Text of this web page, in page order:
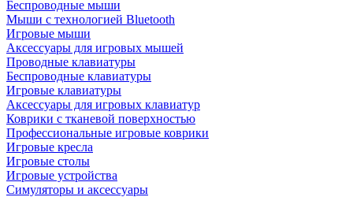
Беспроводные мыши
Мыши с технологией Bluetooth
Игровые мыши
Аксессуары для игровых мышей
Проводные клавиатуры
Беспроводные клавиатуры
Игровые клавиатуры
Аксессуары для игровых клавиатур
Коврики с тканевой поверхностью
Профессиональные игровые коврики
Игровые кресла
Игровые столы
Игровые устройства
Симуляторы и аксессуары